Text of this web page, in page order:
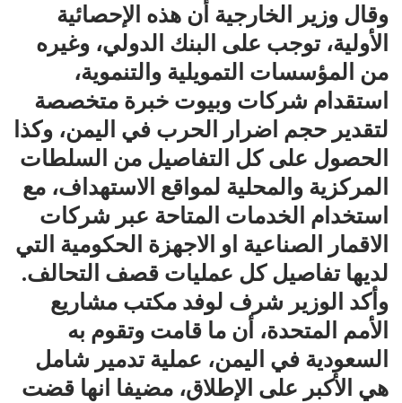
وقال وزير الخارجية أن هذه الإحصائية
الأولية، توجب على البنك الدولي، وغيره
من المؤسسات التمويلية والتنموية،
استقدام شركات وبيوت خبرة متخصصة
لتقدير حجم اضرار الحرب في اليمن، وكذا
الحصول على كل التفاصيل من السلطات
المركزية والمحلية لمواقع الاستهداف، مع
استخدام الخدمات المتاحة عبر شركات
الاقمار الصناعية او الاجهزة الحكومية التي
لديها تفاصيل كل عمليات قصف التحالف.
وأكد الوزير شرف لوفد مكتب مشاريع
الأمم المتحدة، أن ما قامت وتقوم به
السعودية في اليمن، عملية تدمير شامل
هي الأكبر على الإطلاق، مضيفا انها قضت